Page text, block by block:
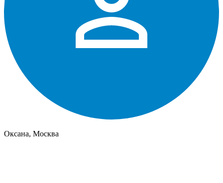
Оксана, Москва